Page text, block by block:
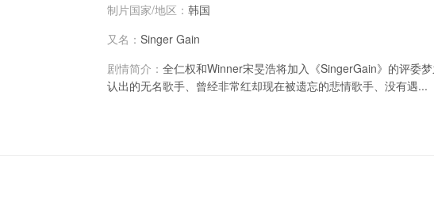
制片国家/地区： 韩国
又名： Singer Gain
剧情简介： 全仁权和Winner宋旻浩将加入《SingerGain》的评委
认出的无名歌手、曾经非常红却现在被遗忘的悲情歌手、没有遇...